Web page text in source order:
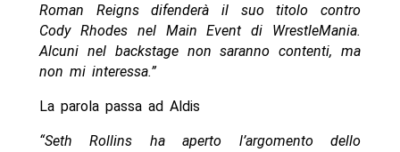
Roman Reigns difenderà il suo titolo contro
Cody Rhodes nel Main Event di WrestleMania.
Alcuni nel backstage non saranno contenti, ma
non mi interessa.”
La parola passa ad Aldis
“Seth Rollins ha aperto l’argomento dello